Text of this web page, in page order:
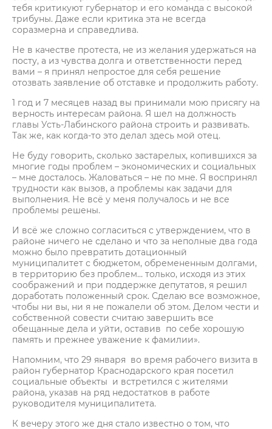
тебя критикуют губернатор и его команда с высокой
трибуны. Даже если критика эта не всегда
соразмерна и справедлива.
Не в качестве протеста, не из желания удержаться на
посту, а из чувства долга и ответственности перед
вами – я принял непростое для себя решение
отозвать заявление об отставке и продолжить работу.
1 год и 7 месяцев назад вы принимали мою присягу на
верность интересам района. Я шел на должность
главы Усть-Лабинского района строить и развивать.
Так же, как когда-то это делал здесь мой отец.
Не буду говорить, сколько застарелых, копившихся за
многие годы проблем – экономических и социальных
– мне досталось. Жаловаться – не по мне. Я воспринял
трудности как вызов, а проблемы как задачи для
выполнения. Не всё у меня получалось и не все
проблемы решены.
И всё же сложно согласиться с утверждением, что в
районе ничего не сделано и что за неполные два года
можно было превратить дотационный
муниципалитет с бюджетом, обремененным долгами,
в территорию без проблем… только, исходя из этих
соображений и при поддержке депутатов, я решил
доработать положенный срок. Сделаю все возможное,
чтобы ни вы, ни я не пожалели об этом. Делом чести и
собственной совести считаю завершить все
обещанные дела и уйти, оставив по себе хорошую
память и прежнее уважение к фамилии».
Напомним, что 29 января во время рабочего визита в
район губернатор Краснодарского края посетил
социальные объекты и встретился с жителями
района, указав на ряд недостатков в работе
руководителя муниципалитета.
К вечеру этого же дня стало известно о том, что